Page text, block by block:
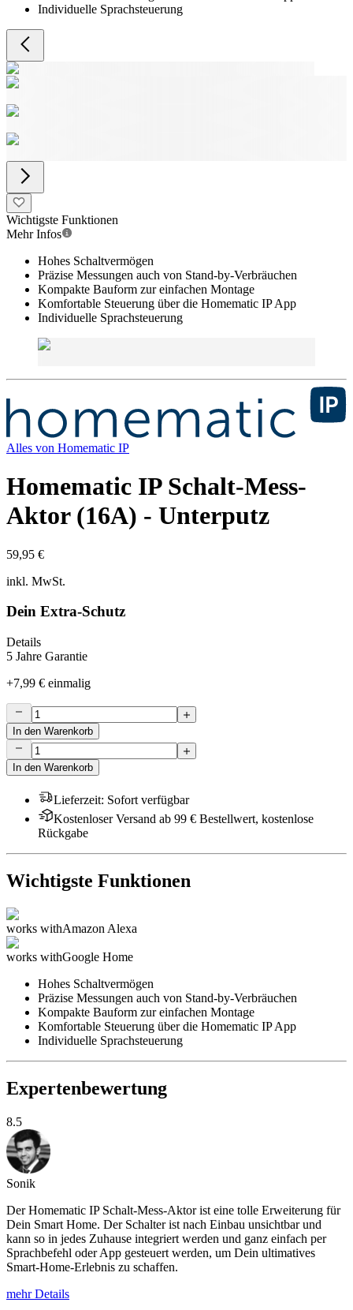
Individuelle Sprachsteuerung
Wichtigste Funktionen
Mehr Infos
Hohes Schaltvermögen
Präzise Messungen auch von Stand-by-Verbräuchen
Kompakte Bauform zur einfachen Montage
Komfortable Steuerung über die Homematic IP App
Individuelle Sprachsteuerung
Alles von Homematic IP
Homematic IP Schalt-Mess-
Aktor (16A) - Unterputz
59,95 €
inkl. MwSt.
Dein Extra-Schutz
Details
5 Jahre Garantie
+7,99 € einmalig
In den Warenkorb
In den Warenkorb
Lieferzeit: Sofort verfügbar
Kostenloser Versand ab 99 € Bestellwert, kostenlose
Rückgabe
Wichtigste Funktionen
works withAmazon Alexa
works withGoogle Home
Hohes Schaltvermögen
Präzise Messungen auch von Stand-by-Verbräuchen
Kompakte Bauform zur einfachen Montage
Komfortable Steuerung über die Homematic IP App
Individuelle Sprachsteuerung
Expertenbewertung
8.5
Sonik
Der Homematic IP Schalt-Mess-Aktor ist eine tolle Erweiterung für
Dein Smart Home. Der Schalter ist nach Einbau unsichtbar und
kann so in jedes Zuhause integriert werden und ganz einfach per
Sprachbefehl oder App gesteuert werden, um Dein ultimatives
Smart-Home-Erlebnis zu schaffen.
mehr Details